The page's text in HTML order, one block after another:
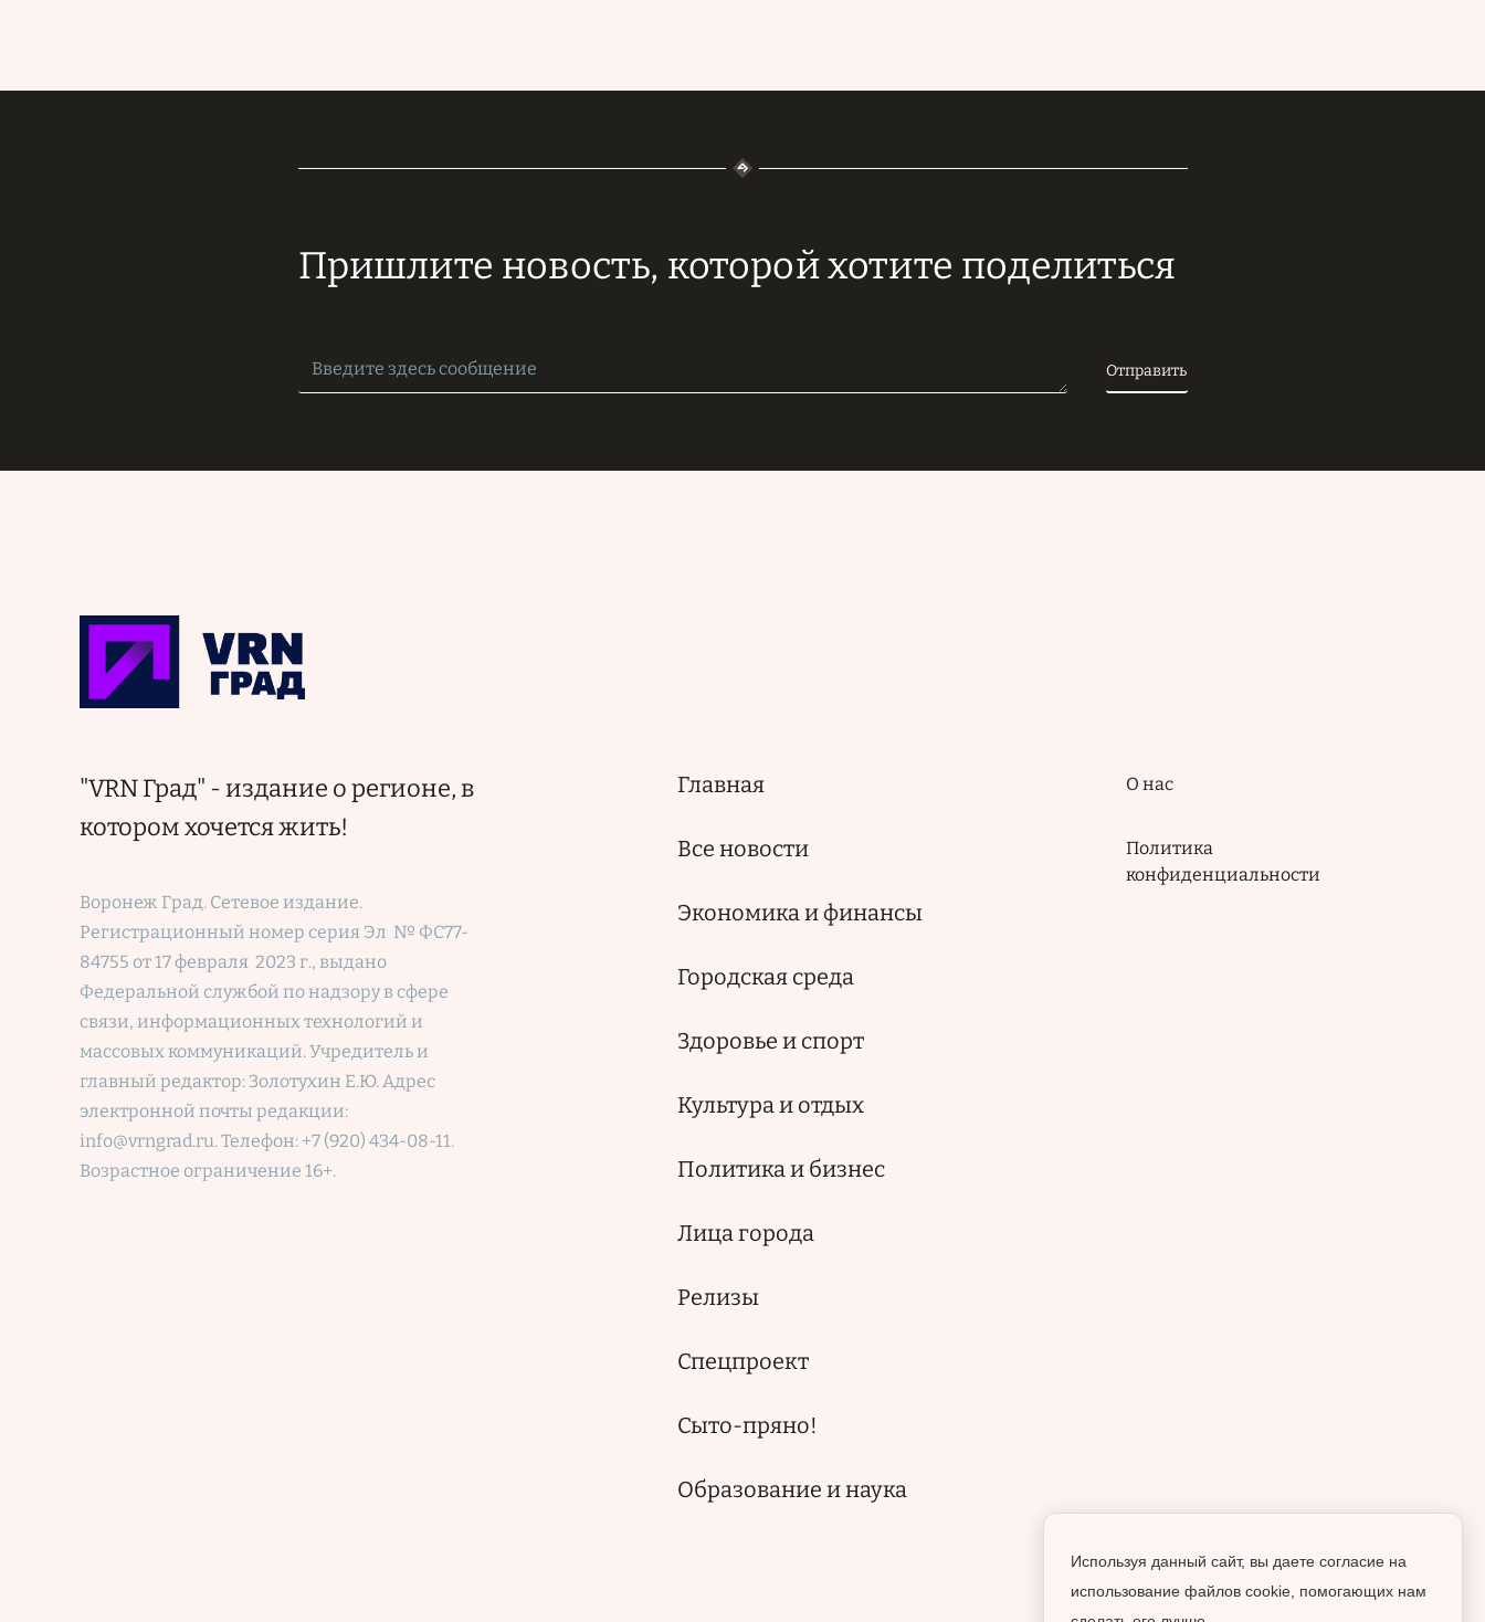
Пришлите новость, которой хотите поделиться
"VRN Град" - издание о регионе, в
котором хочется жить!
Воронеж Град. Сетевое издание.
Регистрационный номер серия Эл № ФС77-
84755 от 17 февраля 2023 г., выдано
Федеральной службой по надзору в сфере
связи, информационных технологий и
массовых коммуникаций. Учредитель и
главный редактор: Золотухин Е.Ю. Адрес
электронной почты редакции:
info@vrngrad.ru. Телефон: +7 (920) 434-08-11.
Возрастное ограничение 16+.
Основная
Главная
Все новости
Экономика и финансы
Городская среда
Здоровье и спорт
Культура и отдых
Политика и бизнес
Лица города
Релизы
Спецпроект
Сыто-пряно!
Образование и наука
Подвал
О нас
Политика
конфиденциальности
Используя данный сайт, вы даете согласие на
использование файлов cookie, помогающих нам